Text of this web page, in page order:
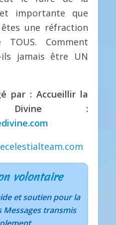
importante que
une réfraction
TOUS. Comment
ils jamais être UN
par : Accueillir la
Divine :
volontaire
et soutien pour la
Messages transmis